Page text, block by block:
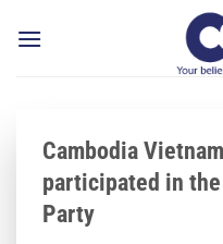
Cambodia
participated in
Party